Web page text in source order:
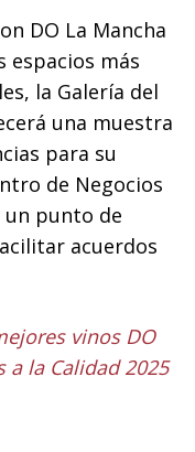
DO La Mancha
espacios más
la Galería del
una muestra
para su
de Negocios
un punto de
acuerdos
vinos DO
a la Calidad 2025